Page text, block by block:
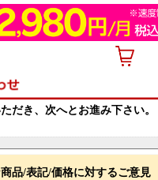
だき、次へとお進み下さい。
品/表記/価格に対するご意見